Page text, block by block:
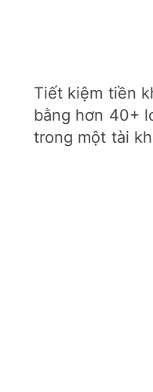
Tiết kiệm tiền
bằng hơn 40+
trong một tài